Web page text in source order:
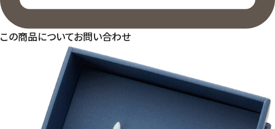
この商品についてお問い合わせ